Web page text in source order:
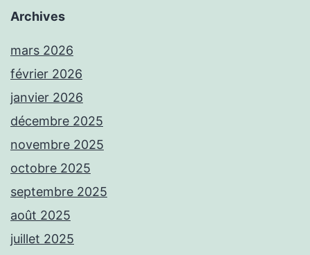
Archives
mars 2026
février 2026
janvier 2026
décembre 2025
novembre 2025
octobre 2025
septembre 2025
août 2025
juillet 2025